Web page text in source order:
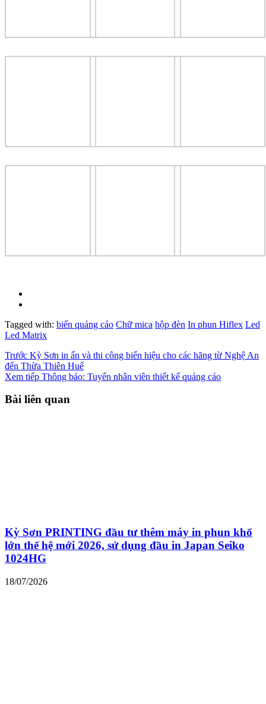
Tagged with: biển quảng cáo Chữ mica hộp đèn In phun Hiflex Led
Led Matrix
Trước Kỳ Sơn in ấn và thi công biển hiệu cho các hãng từ Nghệ An
đến Thừa Thiên Huế
Xem tiếp Thông báo: Tuyển nhân viên thiết kế quảng cáo
Bài liên quan
Kỳ Sơn PRINTING đầu tư thêm máy in phun khổ
lớn thế hệ mới 2026, sử dụng đầu in Japan Seiko
1024HG
18/07/2026